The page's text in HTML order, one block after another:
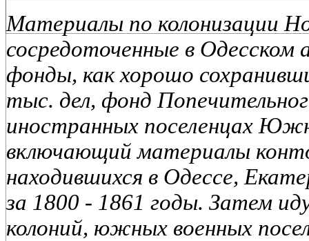
Материалы по колонизации
сосредоточенные в
фонды, как хорошо
тыс. дел, фонд
иностранных поселенцах
включающий материалы
находившихся в Одессе,
за 1800 - 1861 годы. Затем
колоний, южных военных